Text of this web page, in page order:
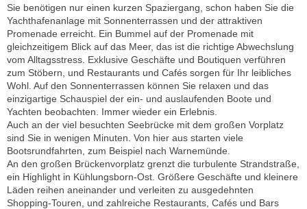
Sie benötigen nur einen kurzen Spaziergang, schon haben Sie die
Yachthafenanlage mit Sonnenterrassen und der attraktiven
Promenade erreicht. Ein Bummel auf der Promenade mit
gleichzeitigem Blick auf das Meer, das ist die richtige Abwechslung
vom Alltagsstress. Exklusive Geschäfte und Boutiquen verführen
zum Stöbern, und Restaurants und Cafés sorgen für Ihr leibliches
Wohl. Auf den Sonnenterrassen können Sie relaxen und das
einzigartige Schauspiel der ein- und auslaufenden Boote und
Yachten beobachten. Immer wieder ein Erlebnis.
Auch an der viel besuchten Seebrücke mit dem großen Vorplatz
sind Sie in wenigen Minuten. Von hier aus starten viele
Bootsrundfahrten, zum Beispiel nach Warnemünde.
An den großen Brückenvorplatz grenzt die turbulente Strandstraße,
ein Highlight in Kühlungsborn-Ost. Größere Geschäfte und kleinere
Läden reihen aneinander und verleiten zu ausgedehnten
Shopping-Touren, und zahlreiche Restaurants, Cafés und Bars